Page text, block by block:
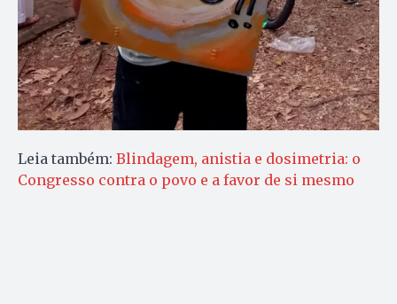
Leia também: Blindagem, anistia e dosimetria: o
Congresso contra o povo e a favor de si mesmo